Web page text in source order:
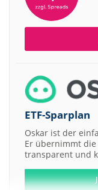
ETF-Sparplan
Oskar ist der
Er übernimmt die
transparent und